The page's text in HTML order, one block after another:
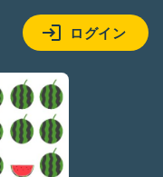
ログイン